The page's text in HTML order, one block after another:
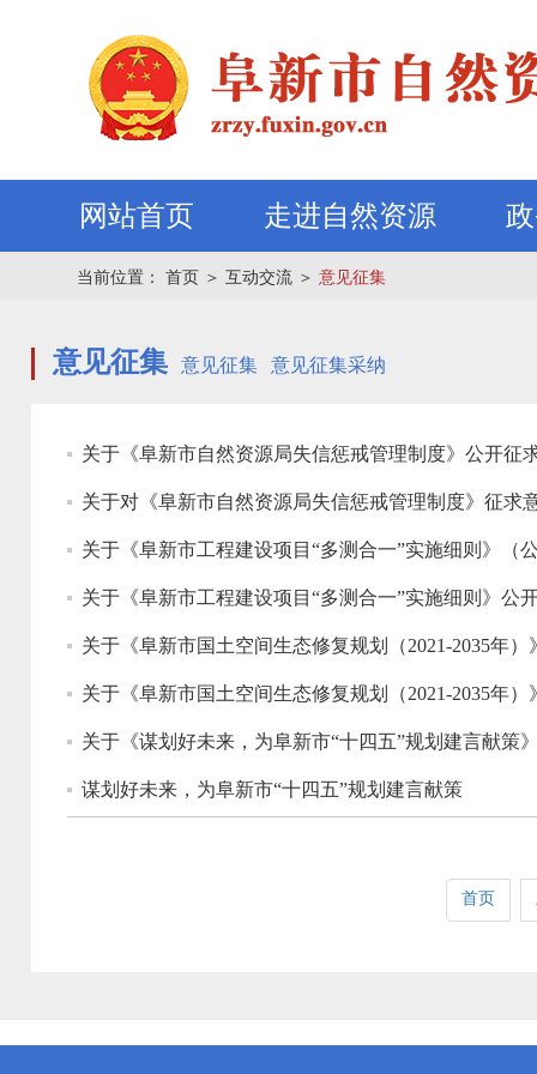
网站首页 走进自然资源
当前位置： 首页 ＞ 互动交流 ＞ 意见征集
意见征集 意见征集 意见征集采纳
关于《阜新市自然资源局失信惩戒管理制度》公开征
关于对《阜新市自然资源局失信惩戒管理制度》征求
关于《阜新市工程建设项目“多测合一”实施细则》（
关于《阜新市工程建设项目“多测合一”实施细则》公
关于《阜新市国土空间生态修复规划（2021-2035年
关于《阜新市国土空间生态修复规划（2021-2035年
关于《谋划好未来，为阜新市“十四五”规划建言献策
谋划好未来，为阜新市“十四五”规划建言献策
首页